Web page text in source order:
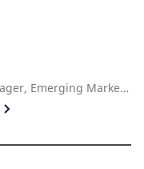
Assistant Portfolio Manager, Emerging Markets Debt